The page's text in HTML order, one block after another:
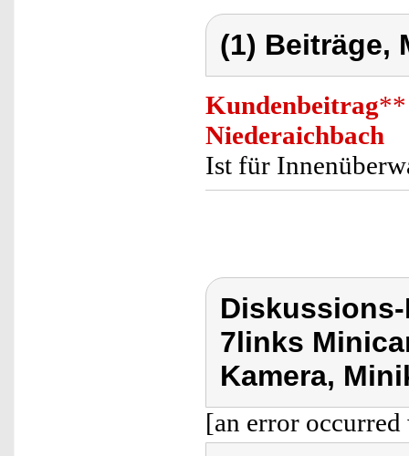
(1) Beiträge,
Kundenbeitrag**
Niederaichbach
Ist für
7links
Kamera,
[an error